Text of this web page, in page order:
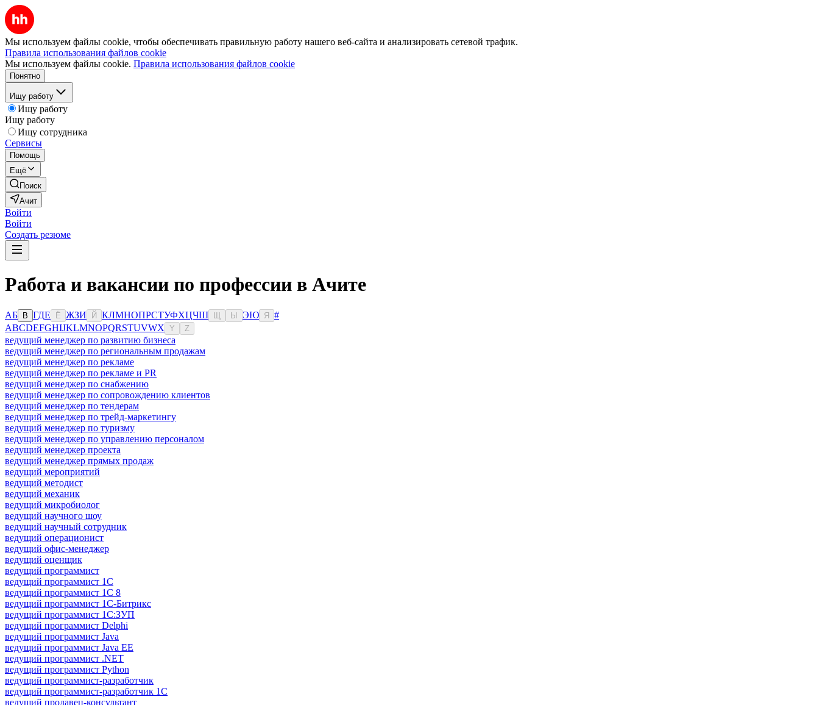
Мы используем файлы cookie, чтобы обеспечивать правильную работу нашего веб-сайта и анализировать сетевой трафик.
Правила использования файлов cookie
Мы используем файлы cookie. Правила использования файлов cookie
Понятно
Ищу работу
Ищу работу
Ищу работу
Ищу сотрудника
Сервисы
Помощь
Ещё
Поиск
Ачит
Войти
Войти
Создать резюме
Работа и вакансии по профессии в Ачите
АБ В ГДЕ Ё ЖЗИ Й КЛМНОПРСТУФХЦЧШ Ы ЭЮ Я
#
ABCDEFGHIJKLMNOPQRSTUVWX Y Z
ведущий менеджер по развитию бизнеса
ведущий менеджер по региональным продажам
ведущий менеджер по рекламе
ведущий менеджер по рекламе и PR
ведущий менеджер по снабжению
ведущий менеджер по сопровождению клиентов
ведущий менеджер по тендерам
ведущий менеджер по трейд-маркетингу
ведущий менеджер по туризму
ведущий менеджер по управлению персоналом
ведущий менеджер проекта
ведущий менеджер прямых продаж
ведущий мероприятий
ведущий методист
ведущий механик
ведущий микробиолог
ведущий научного шоу
ведущий научный сотрудник
ведущий операционист
ведущий офис-менеджер
ведущий оценщик
ведущий программист
ведущий программист 1C
ведущий программист 1С 8
ведущий программист 1С-Битрикс
ведущий программист 1С:ЗУП
ведущий программист Delphi
ведущий программист Java
ведущий программист Java EE
ведущий программист .NET
ведущий программист Python
ведущий программист-разработчик
ведущий программист-разработчик 1С
ведущий продавец-консультант